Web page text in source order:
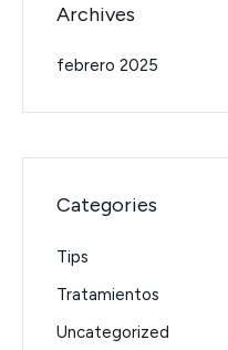
Archives
febrero 2025
Categories
Tips
Tratamientos
Uncategorized